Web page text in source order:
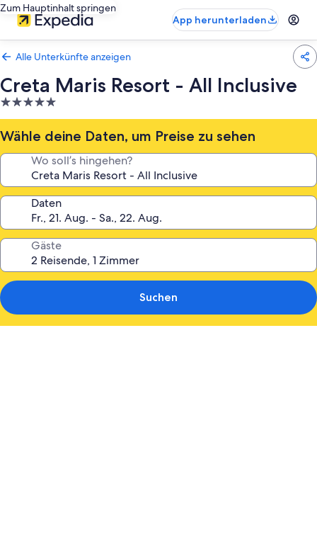
Zum Hauptinhalt springen
App herunterladen
Alle Unterkünfte anzeigen
Creta Maris Resort - All Inclusive
5.0-
Sterne-
Unterkunft
Wähle deine Daten, um Preise zu sehen
Wo soll’s hingehen?
Daten
Gäste
Suchen